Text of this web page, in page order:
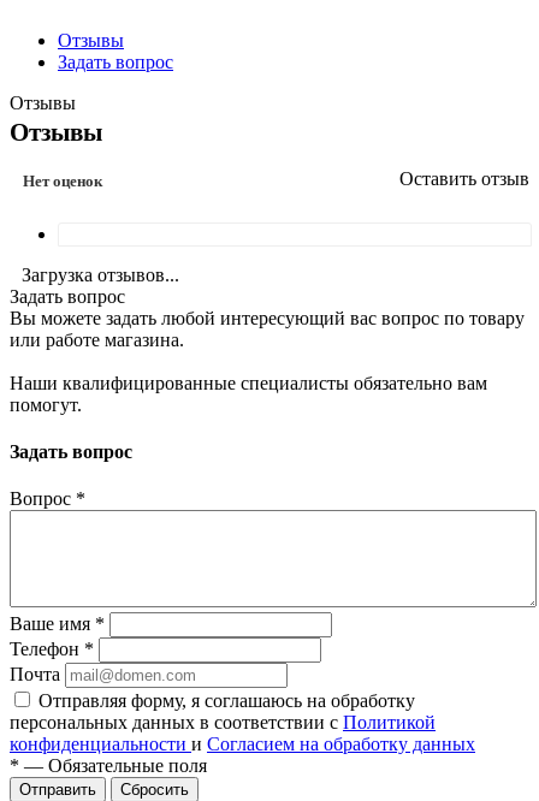
Отзывы
Задать вопрос
Отзывы
Отзывы
Нет оценок Оставить отзыв
Загрузка отзывов...
Задать вопрос
Вы можете задать любой интересующий вас вопрос по товару
или работе магазина.
Наши квалифицированные специалисты обязательно вам
помогут.
Задать вопрос
Вопрос *
Ваше имя *
Телефон *
Почта
Отправляя форму, я соглашаюсь на обработку
персональных данных в соответствии с Политикой
конфиденциальности и Согласием на обработку данных
* — Обязательные поля
Сбросить